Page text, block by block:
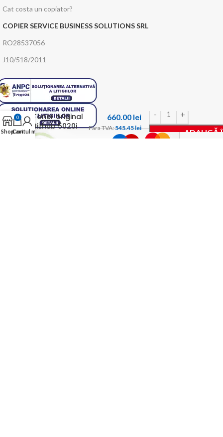
Cat costa un copiator?
COPIER SERVICE BUSINESS SOLUTIONS SRL
RO28537056
J10/518/2011
Toner original
Bizhub 5020i
660.00 lei
Fara TVA: 545.45 lei ADAUGĂ
Shop
0
Cart
Contul meu